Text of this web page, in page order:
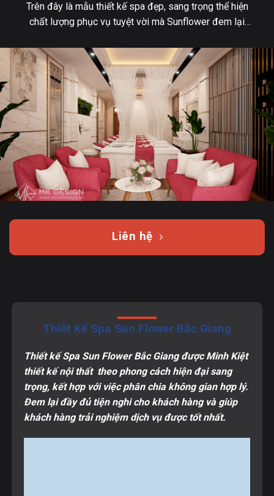
Trên đây là mẫu thiết kế spa đẹp, sang trọng thể hiện
chất lượng phục vụ tuyệt vời mà Sunflower đem lại
được mẫu thiết kế spa nào cho mình chưa? Hãy tham
khảo thêm một vài dự án và liên hệ với chúng tôi. Minh
Kiệt Spa là đơn vị chuyên thiết kế spa đẹp với kinh
nghiệm hơn 10 năm sẽ đem lại cho các bạn những
mẫu thiết kế nội thất spa tốt nhất.
Liên hệ
Thiết Kế Spa Sun Flower Bắc Giang
Thiết kế Spa Sun Flower Bắc Giang được Minh Kiệt
thiết kế nội thất theo phong cách hiện đại sang
trọng, kết hợp với việc phân chia không gian hợp lý.
Đem lại đầy đủ tiện nghi cho khách hàng và giúp
khách hàng trải nghiệm dịch vụ được tốt nhất.